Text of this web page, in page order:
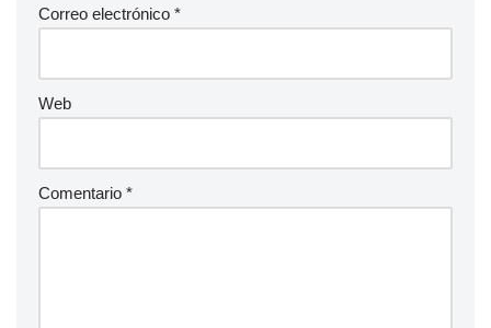
Correo electrónico *
Web
Comentario *